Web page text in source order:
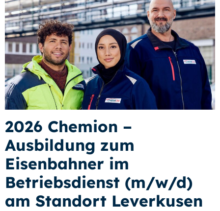
2026 Chemion –
Ausbildung zum
Eisenbahner im
Betriebsdienst (m/w/d)
am Standort Leverkusen